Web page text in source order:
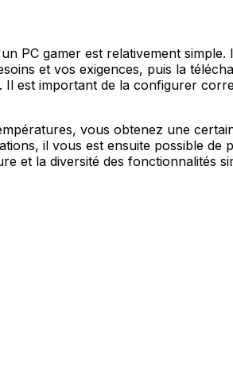
PC gamer est relativement simple.
et vos exigences, puis la
est important de la configurer
vous obtenez une
il vous est ensuite possible
et la diversité des fonctionnalités